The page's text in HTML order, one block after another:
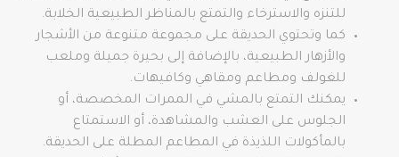
للتنزه والاسترخاء والتمتع بالمناظر الطبيعية الخلابة.
كما وتحتوي الحديقة على مجموعة متنوعة من الأشجار
والأزهار الطبيعية، بالإضافة إلى بحيرة جميلة وملعب
للغولف ومطاعم ومقاهي وكافيهات.
يمكنك التمتع بالمشي في الممرات المخصصة، أو
الجلوس على العشب والمشاهدة، أو الاستمتاع
بالمأكولات اللذيذة في المطاعم المطلة على الحديقة.